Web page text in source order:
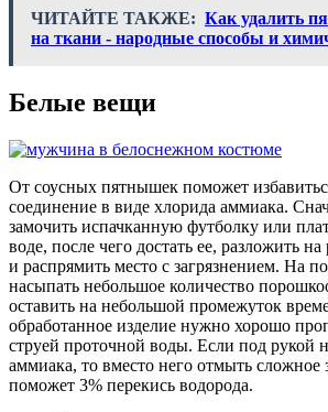
ЧИТАЙТЕ ТАКЖЕ: Как удалить
на ткани - народные способы и
Белые вещи
От соусных пятнышек поможет
соединение в виде хлорида аммиака.
замочить испачканную футболку или
воде, после чего достать ее, разложить
и распрямить место с загрязнением. На
насыпать небольшое количество
оставить на небольшой промежуток
обработанное изделие нужно хорошо
струей проточной воды. Если под рукой
аммиака, то вместо него отмыть сложное
поможет 3% перекись водорода.